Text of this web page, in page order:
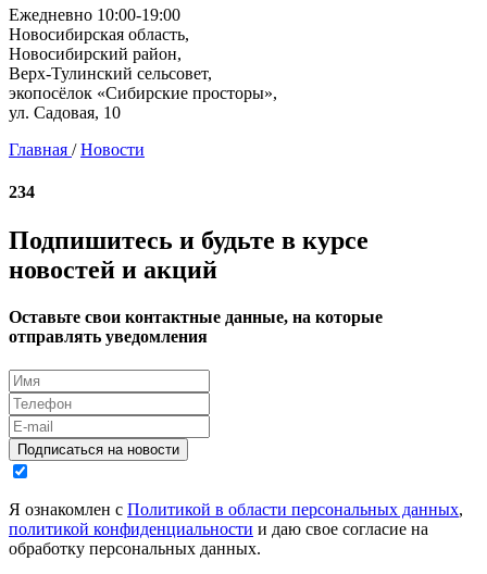
Ежедневно 10:00-19:00
Новосибирская область,
Новосибирский район,
Верх-Тулинский сельсовет,
экопосёлок «Сибирские просторы»,
ул. Садовая, 10
Главная / Новости
234
Подпишитесь и будьте в курсе
новостей и акций
Оставьте свои контактные данные, на которые
отправлять уведомления
Подписаться на новости
Я ознакомлен с Политикой в области персональных данных,
политикой конфиденциальности и даю свое согласие на
обработку персональных данных.